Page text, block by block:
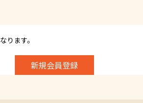
ります。